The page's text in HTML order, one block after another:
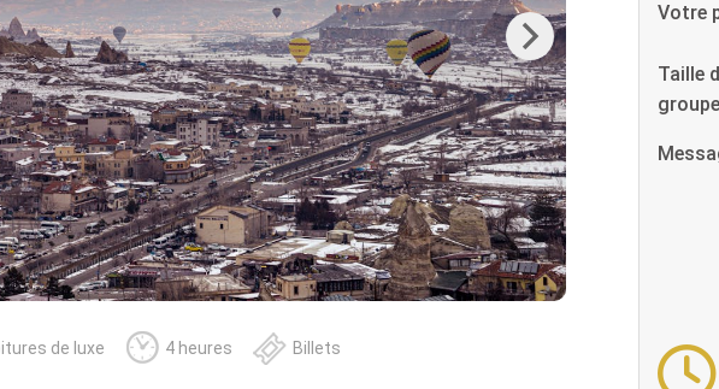
Next
de luxe 4 heures Billets
Votre
Taille
groupe